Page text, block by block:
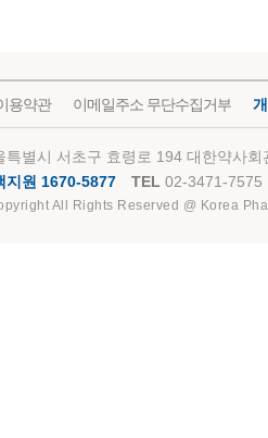
용약관 이메일주소 무단수집거부
특별시 서초구 효령로 194 대한약사
지원 1670-5877
TEL 02-3471-7575
All Rights Reserved @ Korea